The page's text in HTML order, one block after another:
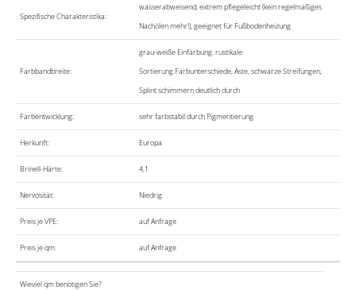
Spezifische Charakteristika:
wasserabweisend, extrem pflegeleicht (kein regelmäßiges
Nachölen mehr!), geeignet für Fußbodenheizung
Farbbandbreite:
grau-weiße Einfärbung. rustikale
Sortierung.Farbunterschiede, Äste, schwarze Streifungen,
Splint schimmern deutlich durch
Farbentwicklung: sehr farbstabil durch Pigmentierung
Herkunft: Europa
Brinell-Härte: 4,1
Nervosität: Niedrig
Preis je VPE: auf Anfrage
Preis je qm: auf Anfrage
Wieviel qm benötigen Sie?